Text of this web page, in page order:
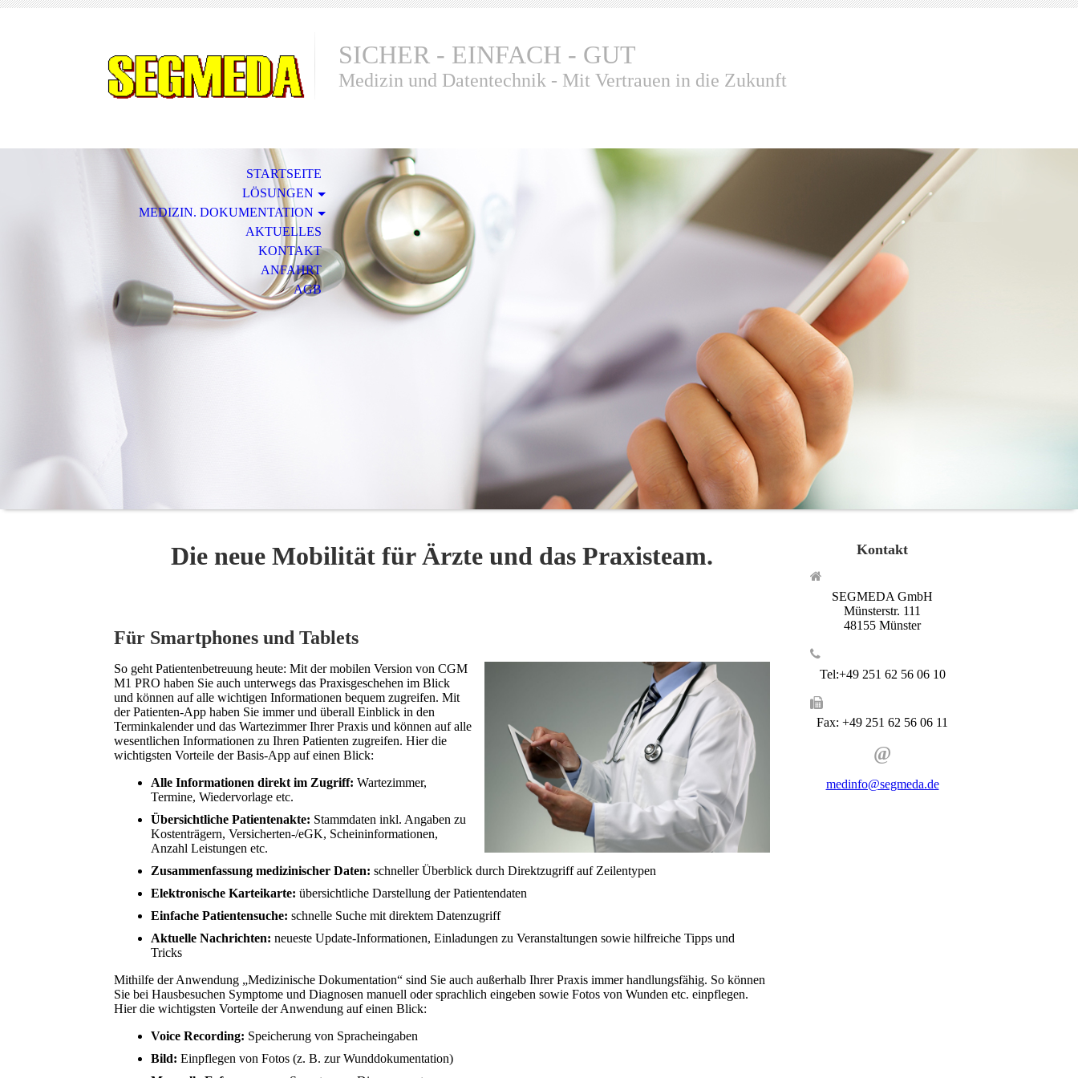
SICHER - EINFACH - GUT
Medizin und Datentechnik - Mit Vertrauen in die Zukunft
STARTSEITE
LÖSUNGEN
MEDIZIN. DOKUMENTATION
AKTUELLES
KONTAKT
ANFAHRT
AGB
Die neue Mobilität für Ärzte und das Praxisteam.
Für Smartphones und Tablets
So geht Patientenbetreuung heute: Mit der mobilen Version von CGM
M1 PRO haben Sie auch unterwegs das Praxisgeschehen im Blick
und können auf alle wichtigen Informationen bequem zugreifen. Mit
der Patienten-App haben Sie immer und überall Einblick in den
Terminkalender und das Wartezimmer Ihrer Praxis und können auf alle
wesentlichen Informationen zu Ihren Patienten zugreifen. Hier die
wichtigsten Vorteile der Basis-App auf einen Blick:
Alle Informationen direkt im Zugriff: Wartezimmer,
Termine, Wiedervorlage etc.
Übersichtliche Patientenakte: Stammdaten inkl. Angaben zu
Kostenträgern, Versicherten-/eGK, Scheininformationen,
Anzahl Leistungen etc.
Zusammenfassung medizinischer Daten: schneller Überblick durch Direktzugriff auf Zeilentypen
Elektronische Karteikarte: übersichtliche Darstellung der Patientendaten
Einfache Patientensuche: schnelle Suche mit direktem Datenzugriff
Aktuelle Nachrichten: neueste Update-Informationen, Einladungen zu Veranstaltungen sowie hilfreiche Tipps und
Tricks
Mithilfe der Anwendung „Medizinische Dokumentation“ sind Sie auch außerhalb Ihrer Praxis immer handlungsfähig. So können
Sie bei Hausbesuchen Symptome und Diagnosen manuell oder sprachlich eingeben sowie Fotos von Wunden etc. einpflegen.
Hier die wichtigsten Vorteile der Anwendung auf einen Blick:
Voice Recording: Speicherung von Spracheingaben
Bild: Einpflegen von Fotos (z. B. zur Wunddokumentation)
Kontakt
SEGMEDA GmbH
Münsterstr. 111
48155 Münster
Tel:+49 251 62 56 06 10
Fax: +49 251 62 56 06 11
@
medinfo@segmeda.de